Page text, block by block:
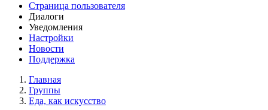
Страница пользователя
Диалоги
Уведомления
Настройки
Новости
Поддержка
Главная
Группы
Еда, как искусство